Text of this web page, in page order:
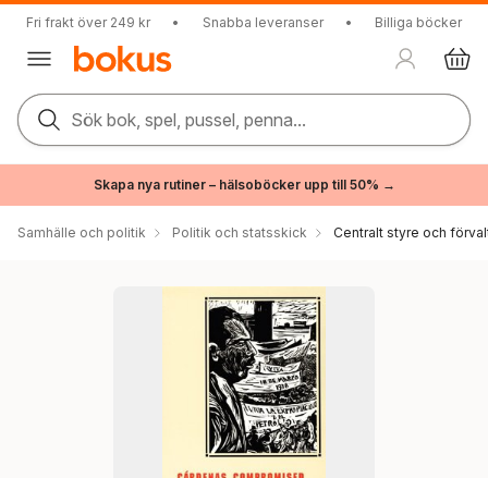
Fri frakt över 249 kr • Snabba leveranser • Billiga böcker
Sök bok, spel, pussel, penna...
Skapa nya rutiner – hälsoböcker upp till 50% →
Samhälle och politik Politik och statsskick Centralt styre och